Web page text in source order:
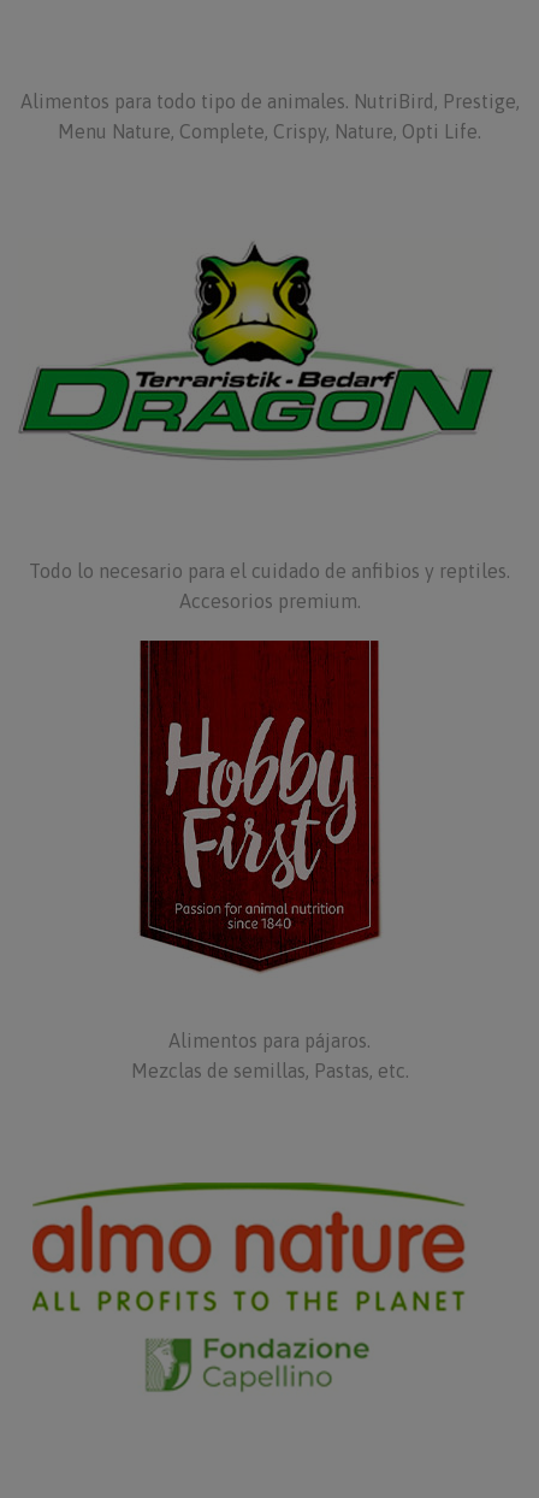
Alimentos para todo tipo de animales. NutriBird, Prestige,
Menu Nature, Complete, Crispy, Nature, Opti Life.
Todo lo necesario para el cuidado de anfibios y reptiles.
Accesorios premium.
Alimentos para pájaros.
Mezclas de semillas, Pastas, etc.